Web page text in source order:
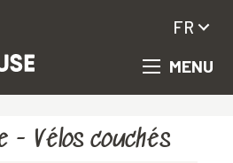
MENU
FR
- Vélos couchés